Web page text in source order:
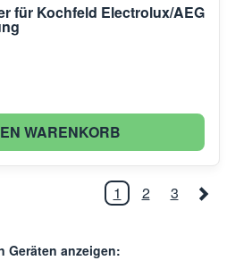
für Kochfeld Electrolux/AEG
WARENKORB
1 2 3
Geräten anzeigen: